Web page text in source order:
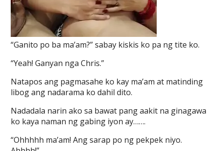
“Ganito po ba ma’am?” sabay kiskis ko pa ng tite ko.
“Yeah! Ganyan nga Chris.”
Natapos ang pagmasahe ko kay ma’am at matinding
libog ang nadarama ko dahil dito.
Nadadala narin ako sa bawat pang aakit na ginagawa
ko kaya naman ng gabing iyon ay…….
“Ohhhhh ma’am! Ang sarap po ng pekpek niyo.